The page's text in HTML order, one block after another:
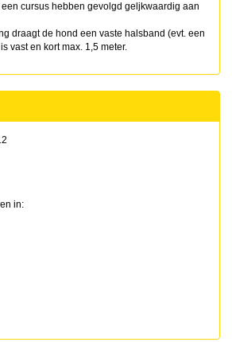
cursus hebben gevolgd geljkwaardig aan
draagt de hond een vaste halsband (evt. een
vast en kort max. 1,5 meter.
in: